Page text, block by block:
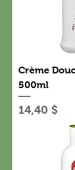
Crème
500ml
Prix
14,40 $